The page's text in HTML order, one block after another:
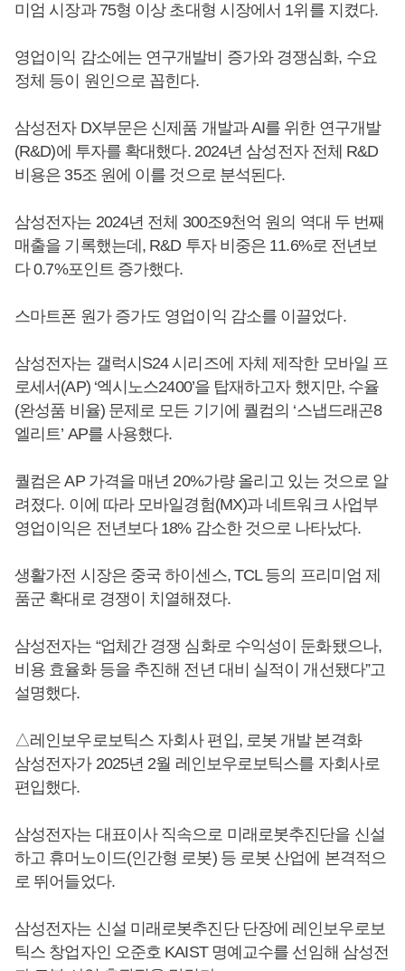
미엄 시장과 75형 이상 초대형 시장에서 1위를 지켰다.
영업이익 감소에는 연구개발비 증가와 경쟁심화, 수요
정체 등이 원인으로 꼽힌다.
삼성전자 DX부문은 신제품 개발과 AI를 위한 연구개발
(R&D)에 투자를 확대했다. 2024년 삼성전자 전체 R&D
비용은 35조 원에 이를 것으로 분석된다.
삼성전자는 2024년 전체 300조9천억 원의 역대 두 번째
매출을 기록했는데, R&D 투자 비중은 11.6%로 전년보
다 0.7%포인트 증가했다.
스마트폰 원가 증가도 영업이익 감소를 이끌었다.
삼성전자는 갤럭시S24 시리즈에 자체 제작한 모바일 프
로세서(AP) ‘엑시노스2400’을 탑재하고자 했지만, 수율
(완성품 비율) 문제로 모든 기기에 퀄컴의 ‘스냅드래곤8
엘리트’ AP를 사용했다.
퀄컴은 AP 가격을 매년 20%가량 올리고 있는 것으로 알
려졌다. 이에 따라 모바일경험(MX)과 네트워크 사업부
영업이익은 전년보다 18% 감소한 것으로 나타났다.
생활가전 시장은 중국 하이센스, TCL 등의 프리미엄 제
품군 확대로 경쟁이 치열해졌다.
삼성전자는 “업체간 경쟁 심화로 수익성이 둔화됐으나,
비용 효율화 등을 추진해 전년 대비 실적이 개선됐다”고
설명했다.
△레인보우로보틱스 자회사 편입, 로봇 개발 본격화
삼성전자가 2025년 2월 레인보우로보틱스를 자회사로
편입했다.
삼성전자는 대표이사 직속으로 미래로봇추진단을 신설
하고 휴머노이드(인간형 로봇) 등 로봇 산업에 본격적으
로 뛰어들었다.
삼성전자는 신설 미래로봇추진단 단장에 레인보우로보
틱스 창업자인 오준호 KAIST 명예교수를 선임해 삼성전